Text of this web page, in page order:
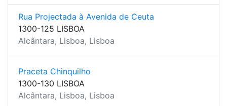
Rua Projectada à Avenida de Ceuta
1300-125 LISBOA
Alcântara, Lisboa, Lisboa
Praceta Chinquilho
1300-130 LISBOA
Alcântara, Lisboa, Lisboa